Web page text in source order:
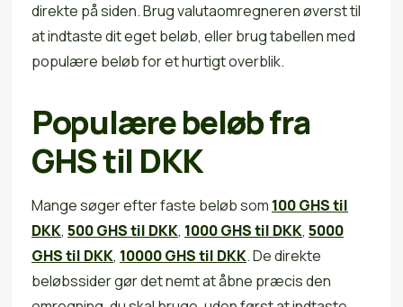
direkte på siden. Brug valutaomregneren øverst til
at indtaste dit eget beløb, eller brug tabellen med
populære beløb for et hurtigt overblik.
Populære beløb fra
GHS til DKK
Mange søger efter faste beløb som 100 GHS til
DKK, 500 GHS til DKK, 1000 GHS til DKK, 5000
GHS til DKK, 10000 GHS til DKK. De direkte
beløbssider gør det nemt at åbne præcis den